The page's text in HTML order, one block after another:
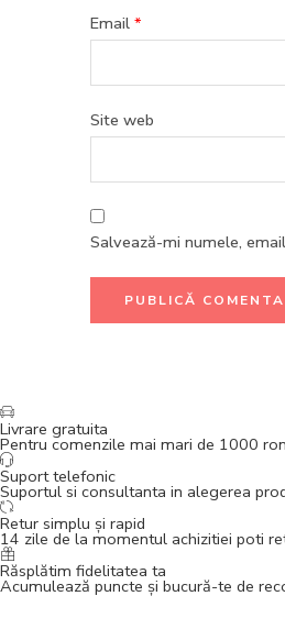
Email *
Site web
Salvează-mi numele,
Livrare gratuita
Pentru comenzile mai mari de 1000 ron
Suport telefonic
Suportul si consultanta in alegerea
Retur simplu și rapid
14 zile de la momentul achizitiei poti
Răsplătim fidelitatea ta
Acumulează puncte și bucură-te de